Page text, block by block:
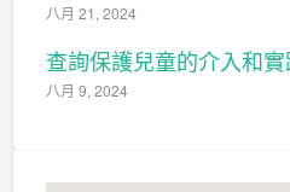
八月 21, 2024
查詢保護兒童的介入和
八月 9, 2024